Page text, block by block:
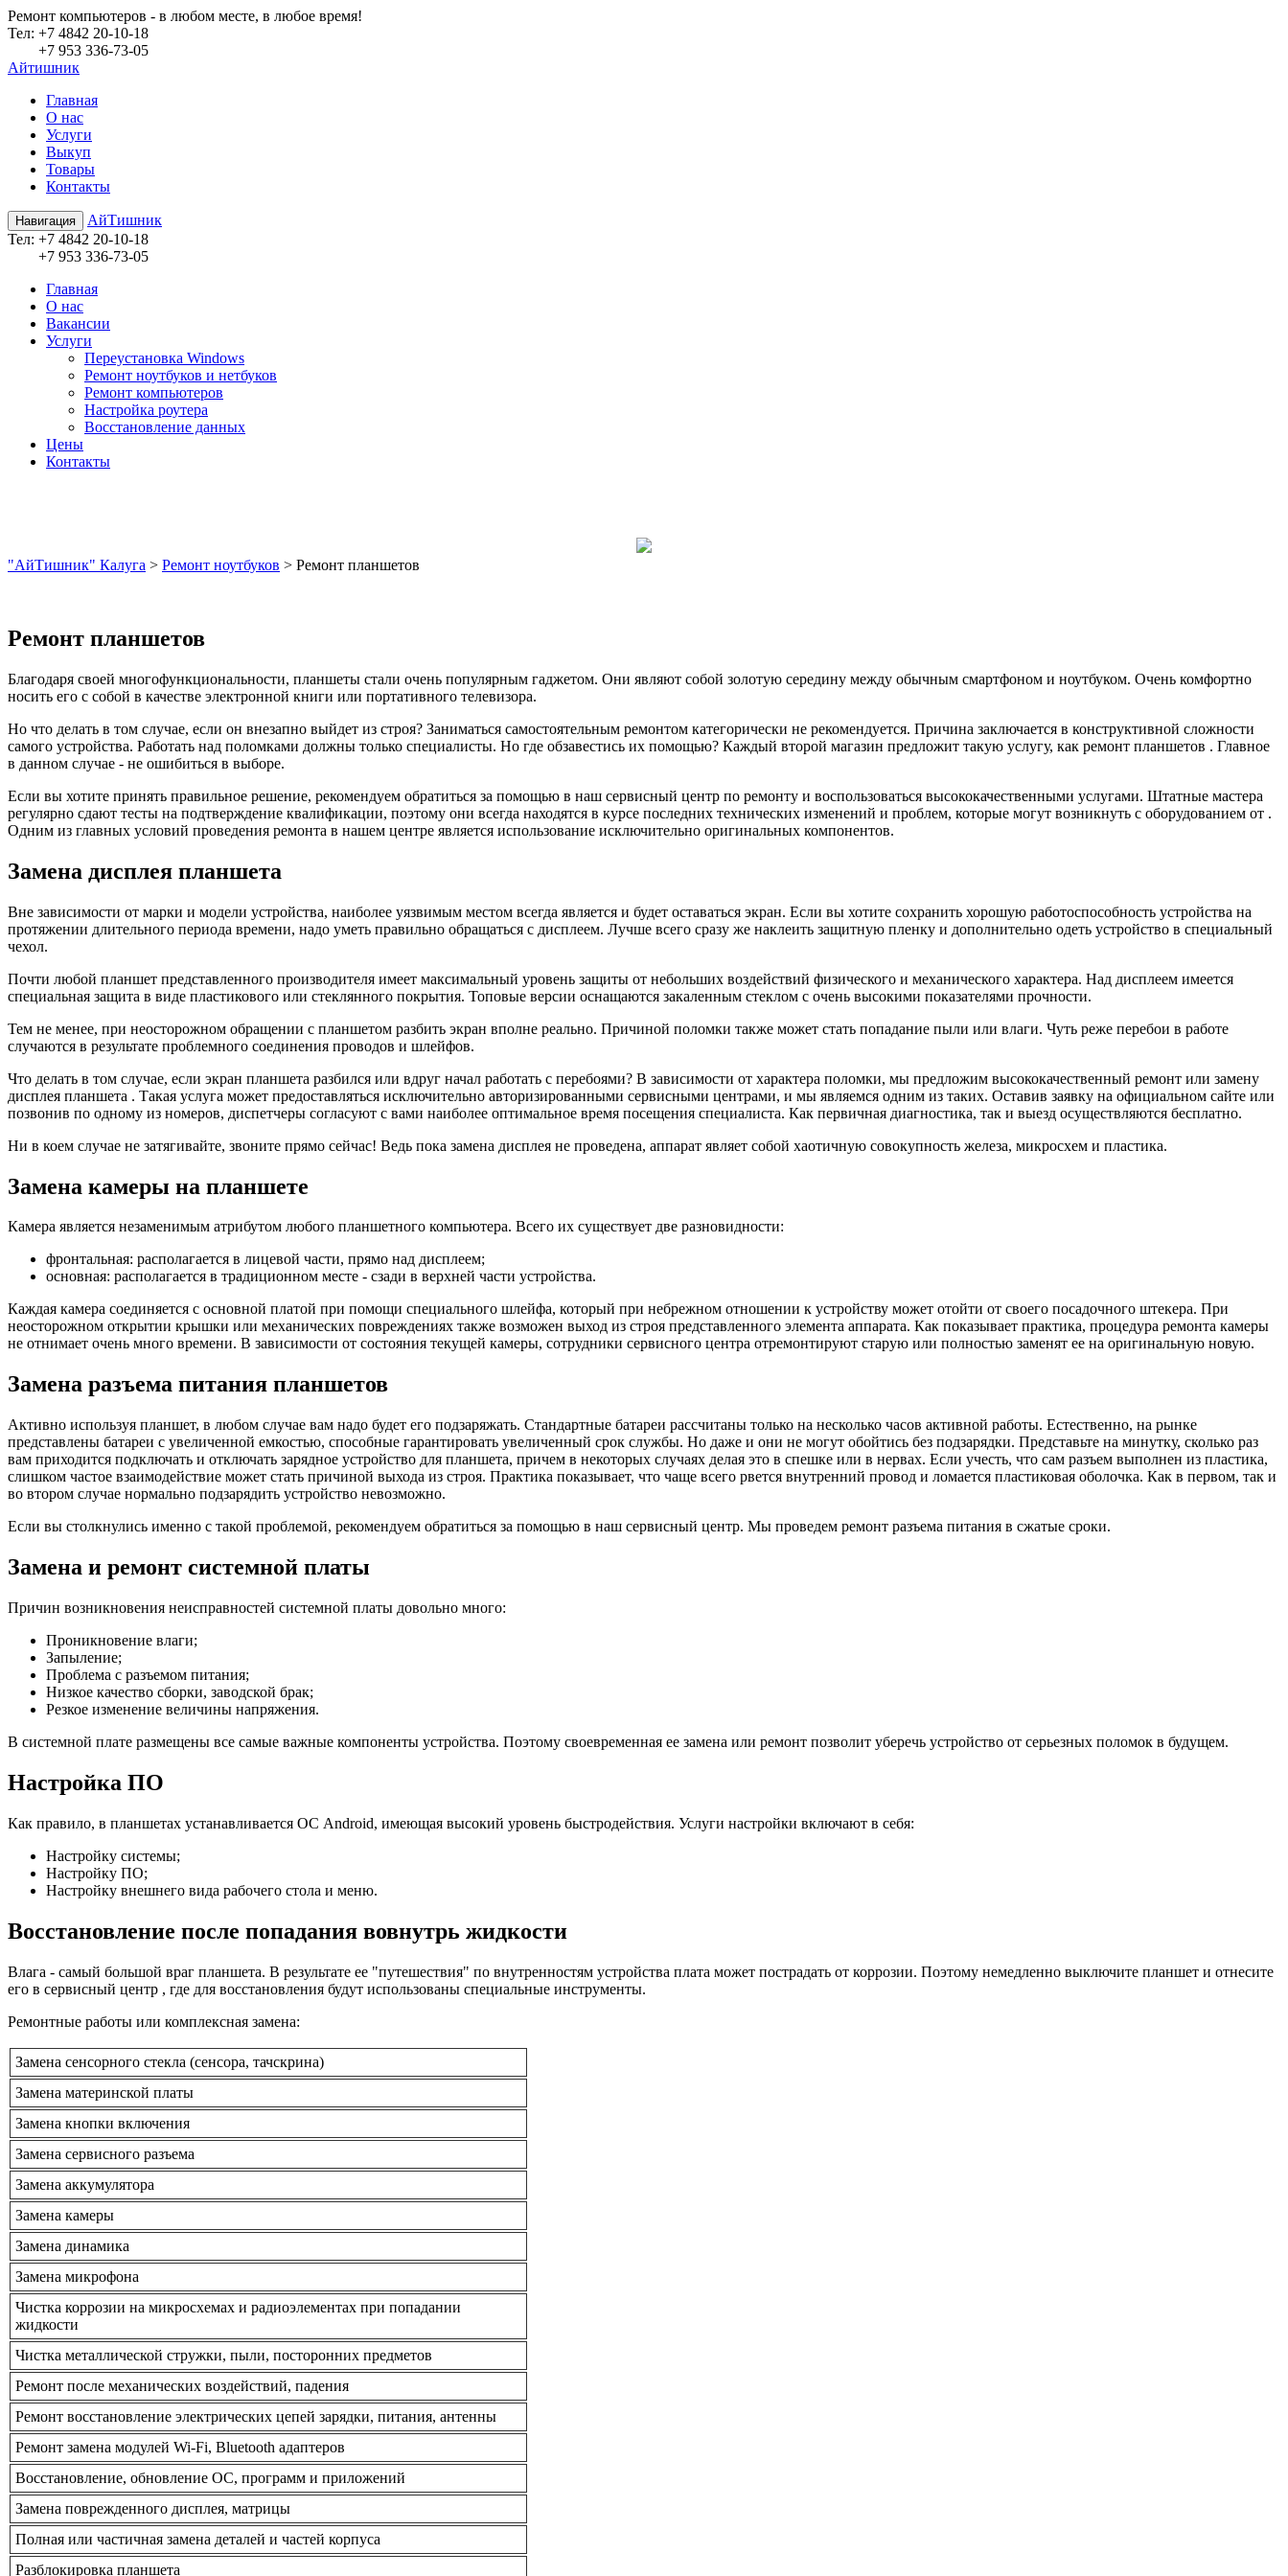
Ремонт компьютеров - в любом месте, в любое время!
Teл: +7 4842 20-10-18
+7 953 336-73-05
Айтишник
Главная
О нас
Услуги
Выкуп
Товары
Контакты
Навигация
АйТишник
Teл: +7 4842 20-10-18
+7 953 336-73-05
Главная
О нас
Вакансии
Услуги
Переустановка Windows
Ремонт ноутбуков и нетбуков
Ремонт компьютеров
Настройка роутера
Восстановление данных
Цены
Контакты
"АйТишник" Калуга > Ремонт ноутбуков > Ремонт планшетов
Ремонт планшетов
Благодаря своей многофункциональности, планшеты стали очень популярным гаджетом. Они являют собой золотую середину между обычным смартфоном и ноутбуком. Очень комфортно
носить его с собой в качестве электронной книги или портативного телевизора.
Но что делать в том случае, если он внезапно выйдет из строя? Заниматься самостоятельным ремонтом категорически не рекомендуется. Причина заключается в конструктивной сложности
самого устройства. Работать над поломками должны только специалисты. Но где обзавестись их помощью? Каждый второй магазин предложит такую услугу, как ремонт планшетов . Главное
в данном случае - не ошибиться в выборе.
Если вы хотите принять правильное решение, рекомендуем обратиться за помощью в наш сервисный центр по ремонту и воспользоваться высококачественными услугами. Штатные мастера
регулярно сдают тесты на подтверждение квалификации, поэтому они всегда находятся в курсе последних технических изменений и проблем, которые могут возникнуть с оборудованием от .
Одним из главных условий проведения ремонта в нашем центре является использование исключительно оригинальных компонентов.
Замена дисплея планшета
Вне зависимости от марки и модели устройства, наиболее уязвимым местом всегда является и будет оставаться экран. Если вы хотите сохранить хорошую работоспособность устройства на
протяжении длительного периода времени, надо уметь правильно обращаться с дисплеем. Лучше всего сразу же наклеить защитную пленку и дополнительно одеть устройство в специальный
чехол.
Почти любой планшет представленного производителя имеет максимальный уровень защиты от небольших воздействий физического и механического характера. Над дисплеем имеется
специальная защита в виде пластикового или стеклянного покрытия. Топовые версии оснащаются закаленным стеклом с очень высокими показателями прочности.
Тем не менее, при неосторожном обращении с планшетом разбить экран вполне реально. Причиной поломки также может стать попадание пыли или влаги. Чуть реже перебои в работе
случаются в результате проблемного соединения проводов и шлейфов.
Что делать в том случае, если экран планшета разбился или вдруг начал работать с перебоями? В зависимости от характера поломки, мы предложим высококачественный ремонт или замену
дисплея планшета . Такая услуга может предоставляться исключительно авторизированными сервисными центрами, и мы являемся одним из таких. Оставив заявку на официальном сайте или
позвонив по одному из номеров, диспетчеры согласуют с вами наиболее оптимальное время посещения специалиста. Как первичная диагностика, так и выезд осуществляются бесплатно.
Ни в коем случае не затягивайте, звоните прямо сейчас! Ведь пока замена дисплея не проведена, аппарат являет собой хаотичную совокупность железа, микросхем и пластика.
Замена камеры на планшете
Камера является незаменимым атрибутом любого планшетного компьютера. Всего их существует две разновидности:
фронтальная: располагается в лицевой части, прямо над дисплеем;
основная: располагается в традиционном месте - сзади в верхней части устройства.
Каждая камера соединяется с основной платой при помощи специального шлейфа, который при небрежном отношении к устройству может отойти от своего посадочного штекера. При
неосторожном открытии крышки или механических повреждениях также возможен выход из строя представленного элемента аппарата. Как показывает практика, процедура ремонта камеры
не отнимает очень много времени. В зависимости от состояния текущей камеры, сотрудники сервисного центра отремонтируют старую или полностью заменят ее на оригинальную новую.
Замена разъема питания планшетов
Активно используя планшет, в любом случае вам надо будет его подзаряжать. Стандартные батареи рассчитаны только на несколько часов активной работы. Естественно, на рынке
представлены батареи с увеличенной емкостью, способные гарантировать увеличенный срок службы. Но даже и они не могут обойтись без подзарядки. Представьте на минутку, сколько раз
вам приходится подключать и отключать зарядное устройство для планшета, причем в некоторых случаях делая это в спешке или в нервах. Если учесть, что сам разъем выполнен из пластика,
слишком частое взаимодействие может стать причиной выхода из строя. Практика показывает, что чаще всего рвется внутренний провод и ломается пластиковая оболочка. Как в первом, так и
во втором случае нормально подзарядить устройство невозможно.
Если вы столкнулись именно с такой проблемой, рекомендуем обратиться за помощью в наш сервисный центр. Мы проведем ремонт разъема питания в сжатые сроки.
Замена и ремонт системной платы
Причин возникновения неисправностей системной платы довольно много:
Проникновение влаги;
Запыление;
Проблема с разъемом питания;
Низкое качество сборки, заводской брак;
Резкое изменение величины напряжения.
В системной плате размещены все самые важные компоненты устройства. Поэтому своевременная ее замена или ремонт позволит уберечь устройство от серьезных поломок в будущем.
Настройка ПО
Как правило, в планшетах устанавливается ОС Android, имеющая высокий уровень быстродействия. Услуги настройки включают в себя:
Настройку системы;
Настройку ПО;
Настройку внешнего вида рабочего стола и меню.
Восстановление после попадания вовнутрь жидкости
Влага - самый большой враг планшета. В результате ее "путешествия" по внутренностям устройства плата может пострадать от коррозии. Поэтому немедленно выключите планшет и отнесите
его в сервисный центр , где для восстановления будут использованы специальные инструменты.
Ремонтные работы или комплексная замена:
Замена сенсорного стекла (сенсора, тачскрина)
Замена материнской платы
Замена кнопки включения
Замена сервисного разъема
Замена аккумулятора
Замена камеры
Замена динамика
Замена микрофона
Чистка коррозии на микросхемах и радиоэлементах при попадании
жидкости
Чистка металлической стружки, пыли, посторонних предметов
Ремонт после механических воздействий, падения
Ремонт восстановление электрических цепей зарядки, питания, антенны
Ремонт замена модулей Wi-Fi, Bluetooth адаптеров
Восстановление, обновление ОС, программ и приложений
Замена поврежденного дисплея, матрицы
Полная или частичная замена деталей и частей корпуса
Разблокировка планшета